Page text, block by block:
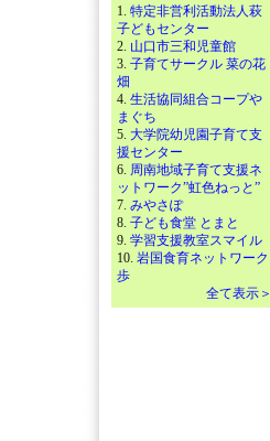
1. 特定非営利活動法人萩
子どもセンター
2. 山口市三和児童館
3. 子育てサークル 菜の花
畑
4. 生活協同組合コープや
まぐち
5. 大学院幼児園子育て支
援センター
6. 周南地域子育て支援ネ
ットワーク”虹色ねっと”
7. みやさぽ
8. 子ども食堂 とまと
9. 学習支援教室スマイル
10. 岩国食育ネットワーク
歩
全て表示＞